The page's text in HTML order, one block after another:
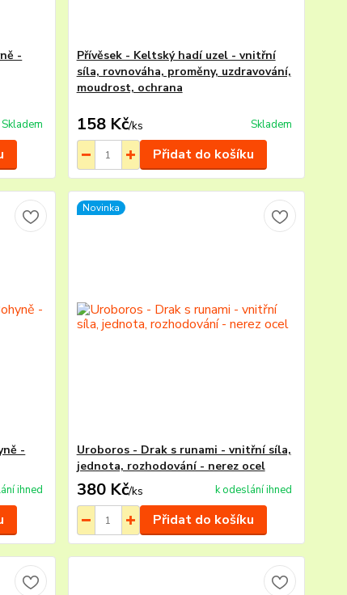
-
Skladem
Přívěsek - Keltský hadí uzel - vnitřní
síla, rovnováha, proměny, uzdravování,
moudrost, ochrana
158 Kč/ks Skladem
Přidat do košíku
-
ihned
Novinka
Uroboros - Drak s runami - vnitřní síla,
jednota, rozhodování - nerez ocel
380 Kč/ks k odeslání ihned
Přidat do košíku